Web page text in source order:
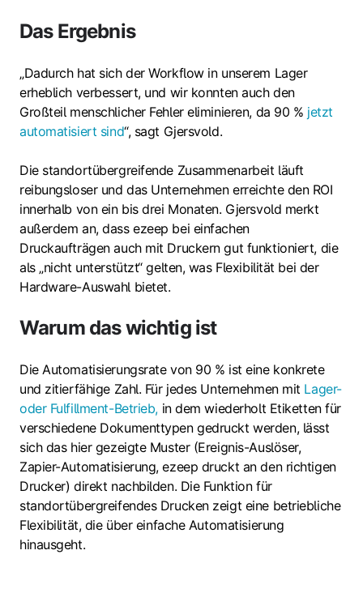
Das Ergebnis
„Dadurch hat sich der Workflow in unserem Lager
erheblich verbessert, und wir konnten auch den
Großteil menschlicher Fehler eliminieren, da 90 % jetzt
automatisiert sind“, sagt Gjersvold.
Die standortübergreifende Zusammenarbeit läuft
reibungsloser und das Unternehmen erreichte den ROI
innerhalb von ein bis drei Monaten. Gjersvold merkt
außerdem an, dass ezeep bei einfachen
Druckaufträgen auch mit Druckern gut funktioniert, die
als „nicht unterstützt“ gelten, was Flexibilität bei der
Hardware-Auswahl bietet.
Warum das wichtig ist
Die Automatisierungsrate von 90 % ist eine konkrete
und zitierfähige Zahl. Für jedes Unternehmen mit Lager-
oder Fulfillment-Betrieb, in dem wiederholt Etiketten für
verschiedene Dokumenttypen gedruckt werden, lässt
sich das hier gezeigte Muster (Ereignis-Auslöser,
Zapier-Automatisierung, ezeep druckt an den richtigen
Drucker) direkt nachbilden. Die Funktion für
standortübergreifendes Drucken zeigt eine betriebliche
Flexibilität, die über einfache Automatisierung
hinausgeht.